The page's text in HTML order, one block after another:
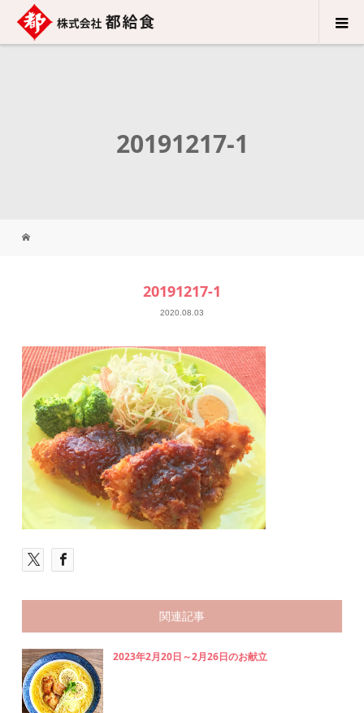
20191217-1
20191217-1
2020.08.03
関連記事
2023年2月20日～2月26日のお献立